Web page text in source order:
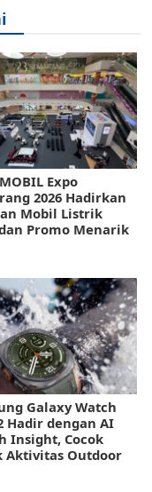
Expo
2026 Hadirkan
Mobil Listrik
Promo Menarik
Galaxy Watch
Hadir dengan AI
Insight, Cocok
Aktivitas Outdoor